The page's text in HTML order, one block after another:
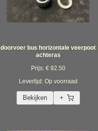
doorvoer bus horizontale veerpoot
achteras
Prijs: € 92.50
Levertijd: Op voorraad
Bekijken +